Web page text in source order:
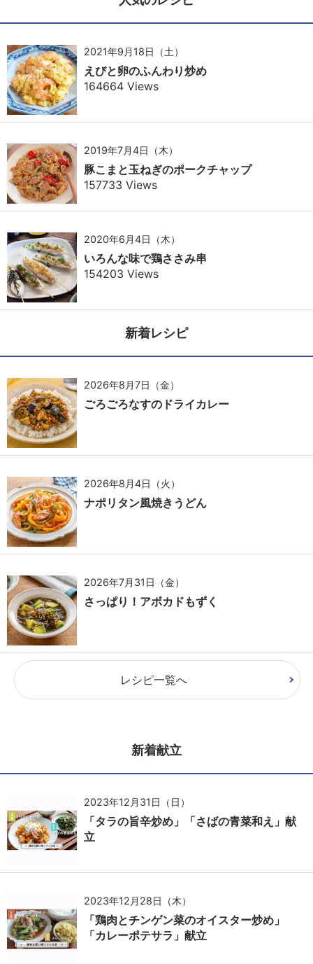
2021年9月18日（土）
えびと卵のふんわり炒め
164664 Views
2019年7月4日（木）
豚こまと玉ねぎのポークチャップ
157733 Views
2020年6月4日（木）
いろんな味で鶏ささみ串
154203 Views
新着レシピ
2026年8月7日（金）
ごろごろなすのドライカレー
2026年8月4日（火）
ナポリタン風焼きうどん
2026年7月31日（金）
さっぱり！アボカドもずく
レシピ一覧へ
新着献立
2023年12月31日（日）
「タラの旨辛炒め」「さばの青菜和え」献
立
2023年12月28日（木）
「鶏肉とチンゲン菜のオイスター炒め」
「カレーポテサラ」献立